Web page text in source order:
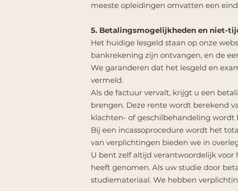
meeste opleidingen omvatten een
5. Betalingsmogelijkheden en niet-
Het huidige lesgeld staan op onze
bankrekening zijn ontvangen, en de
We garanderen dat het lesgeld en
vermeld.
Als de factuur vervalt, krijgt u een
brengen. Deze rente wordt berekend
klachten- of geschilbehandeling wordt
Bij een incassoprocedure wordt het
van verplichtingen bieden we in
U bent zelf altijd verantwoordelijk
heeft genomen. Als uw studie door
studiemateriaal. We hebben